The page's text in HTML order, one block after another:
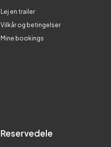
Lej en trailer
Vilkår og betingelser
Mine bookings
Reservedele